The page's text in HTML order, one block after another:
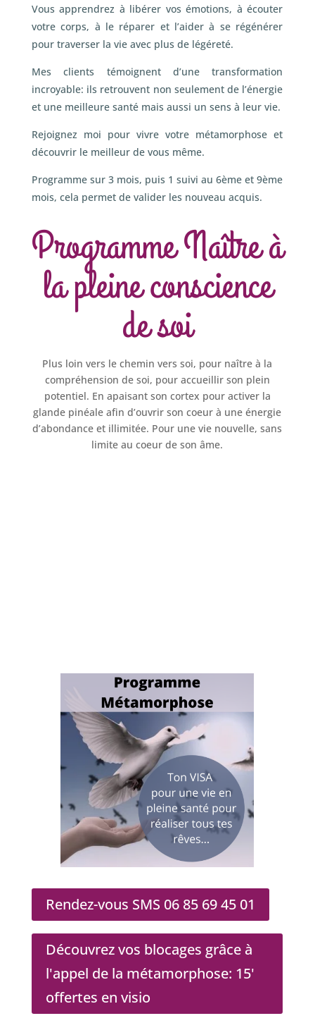
Vous apprendrez à libérer vos émotions, à écouter
votre corps, à le réparer et l’aider à se régénérer
pour traverser la vie avec plus de légéreté.
Mes clients témoignent d’une transformation
incroyable: ils retrouvent non seulement de l’énergie
et une meilleure santé mais aussi un sens à leur vie.
Rejoignez moi pour vivre votre métamorphose et
découvrir le meilleur de vous même.
Programme sur 3 mois, puis 1 suivi au 6ème et 9ème
mois, cela permet de valider les nouveau acquis.
Programme Naître à
la pleine conscience
de soi
Plus loin vers le chemin vers soi, pour naître à la
compréhension de soi, pour accueillir son plein
potentiel. En apaisant son cortex pour activer la
glande pinéale afin d’ouvrir son coeur à une énergie
d’abondance et illimitée. Pour une vie nouvelle, sans
limite au coeur de son âme.
Rendez-vous SMS 06 85 69 45 01
Découvrez vos blocages grâce à
l'appel de la métamorphose: 15'
offertes en visio